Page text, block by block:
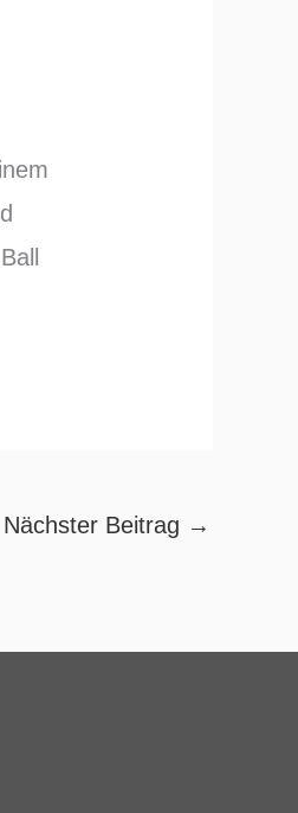
Nächster Beitrag →